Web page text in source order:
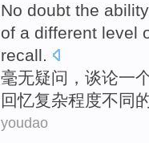
No doubt the ability
of a different level
recall.
毫无疑问， 谈论一
回忆复杂程度不同
youdao